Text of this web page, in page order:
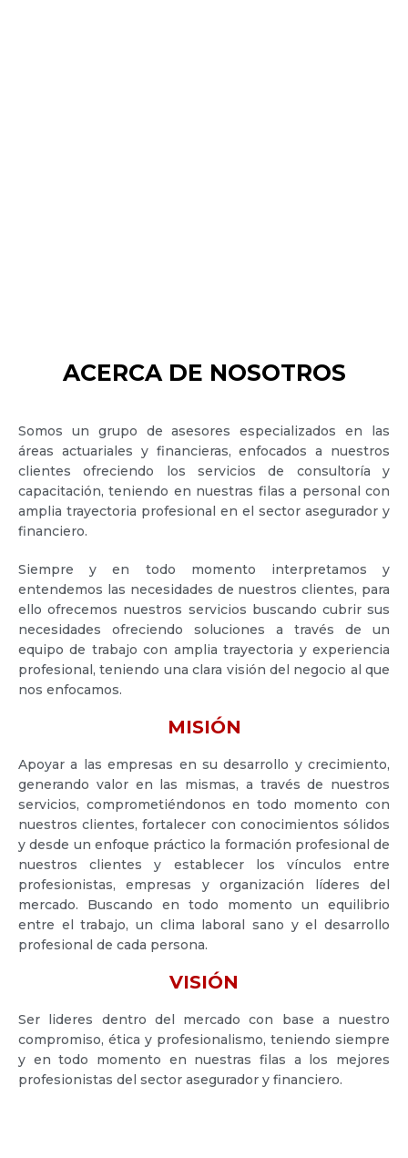
ACERCA DE NOSOTROS
Somos un grupo de asesores especializados en las
áreas actuariales y financieras, enfocados a nuestros
clientes ofreciendo los servicios de consultoría y
capacitación, teniendo en nuestras filas a personal con
amplia trayectoria profesional en el sector asegurador y
financiero.
Siempre y en todo momento interpretamos y
entendemos las necesidades de nuestros clientes, para
ello ofrecemos nuestros servicios buscando cubrir sus
necesidades ofreciendo soluciones a través de un
equipo de trabajo con amplia trayectoria y experiencia
profesional, teniendo una clara visión del negocio al que
nos enfocamos.
MISIÓN
Apoyar a las empresas en su desarrollo y crecimiento,
generando valor en las mismas, a través de nuestros
servicios, comprometiéndonos en todo momento con
nuestros clientes, fortalecer con conocimientos sólidos
y desde un enfoque práctico la formación profesional de
nuestros clientes y establecer los vínculos entre
profesionistas, empresas y organización líderes del
mercado. Buscando en todo momento un equilibrio
entre el trabajo, un clima laboral sano y el desarrollo
profesional de cada persona.
VISIÓN
Ser lideres dentro del mercado con base a nuestro
compromiso, ética y profesionalismo, teniendo siempre
y en todo momento en nuestras filas a los mejores
profesionistas del sector asegurador y financiero.